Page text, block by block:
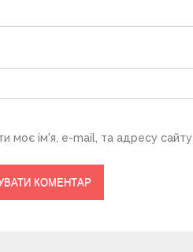
моє ім'я, e-mail, та адресу